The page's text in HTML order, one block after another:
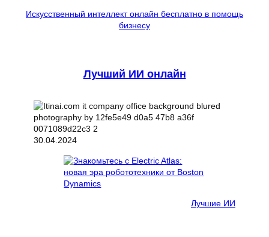
Искусственный интеллект онлайн бесплатно в помощь
бизнесу
Лучший ИИ онлайн
30.04.2024
Лучшие ИИ